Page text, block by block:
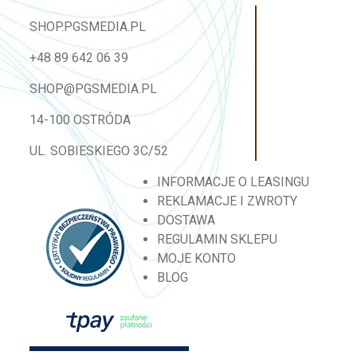
SHOP.PGSMEDIA.PL
+48 89 642 06 39
SHOP@PGSMEDIA.PL
14-100 OSTRÓDA
UL. SOBIESKIEGO 3C/52
INFORMACJE O LEASINGU
REKLAMACJE I ZWROTY
DOSTAWA
REGULAMIN SKLEPU
MOJE KONTO
BLOG